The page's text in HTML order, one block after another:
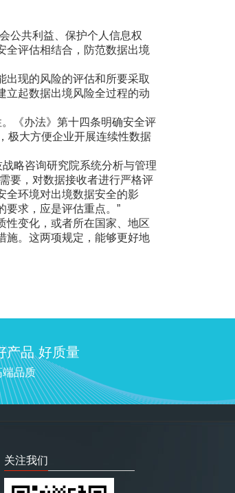
公共利益、保护个人信息权
全评估相结合，防范数据出境
现的风险的评估和所要采取
立起数据出境风险全过程的动
《办法》第十四条明确安全评
极大方便企业开展连续性数据
略咨询研究院系统分析与管理
要，对数据接收者进行严格评
全环境对出境数据安全的影
要求，应是评估重点。”
变化，或者所在国家、地区
施。这两项规定，能够更好地
产品 好质量
品质
关注我们